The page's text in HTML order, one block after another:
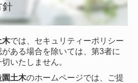
針
木では、セキュリティーポリシー
ある場合を除いては、第3者に
いたしません。
土木のホームページでは、ご提